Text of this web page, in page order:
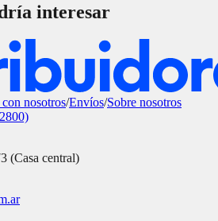
interesar
nosotros/Envíos/Sobre nosotros
(Casa central)